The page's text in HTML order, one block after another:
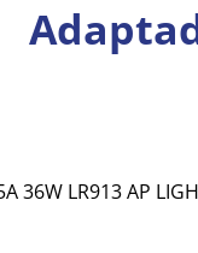
36W LR913 AP